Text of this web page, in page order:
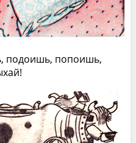
подоишь, попоишь,